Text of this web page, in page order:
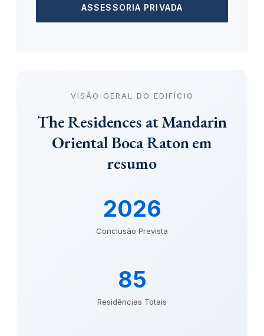
ASSESSORIA PRIVADA
VISÃO GERAL DO EDIFÍCIO
The Residences at Mandarin
Oriental Boca Raton em
resumo
2026
Conclusão Prevista
85
Residências Totais